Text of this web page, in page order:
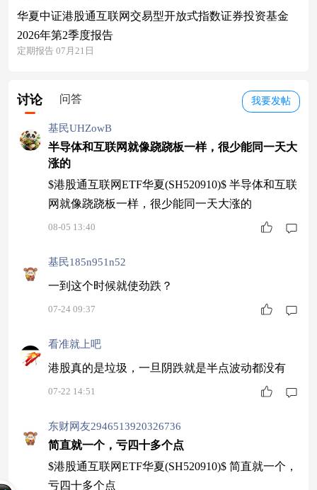
华夏中证港股通互联网交易型开放式指数证券投资基金
2026年第2季度报告
定期报告 07月21日
我要发帖
讨论 问答
基民UHZowB
半导体和互联网就像跷跷板一样，很少能同一天大
涨的
$港股通互联网ETF华夏(SH520910)$ 半导体和互联
网就像跷跷板一样，很少能同一天大涨的
08-05 13:40
基民185n951n52
一到这个时候就使劲跌？
07-24 09:37
看准就上吧
港股真的是垃圾，一旦阴跌就是半点波动都没有
07-22 14:51
东财网友2946513920326736
简直就一个，亏四十多个点
$港股通互联网ETF华夏(SH520910)$ 简直就一个，
亏四十多个点